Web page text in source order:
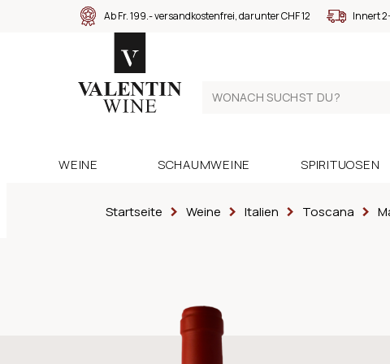
Ab Fr. 199.- versandkostenfrei, darunter CHF 12 Innert
WEINE SCHAUMWEINE SPIRITUOSEN
Startseite Weine Italien Toscana